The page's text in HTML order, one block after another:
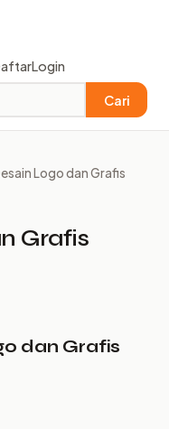
Login
Cari
Logo dan Grafis
Grafis
dan Grafis